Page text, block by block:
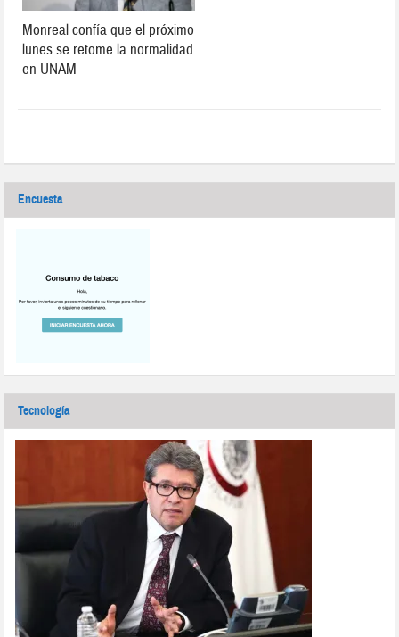
Monreal confía que el próximo
lunes se retome la normalidad
en UNAM
Encuesta
Tecnología